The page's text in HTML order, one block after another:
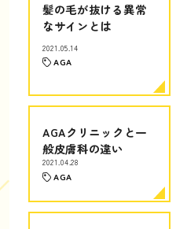
髪の毛が抜ける異常
なサインとは
2021.05.14
AGA
AGAクリニックと一
般皮膚科の違い
2021.04.28
AGA